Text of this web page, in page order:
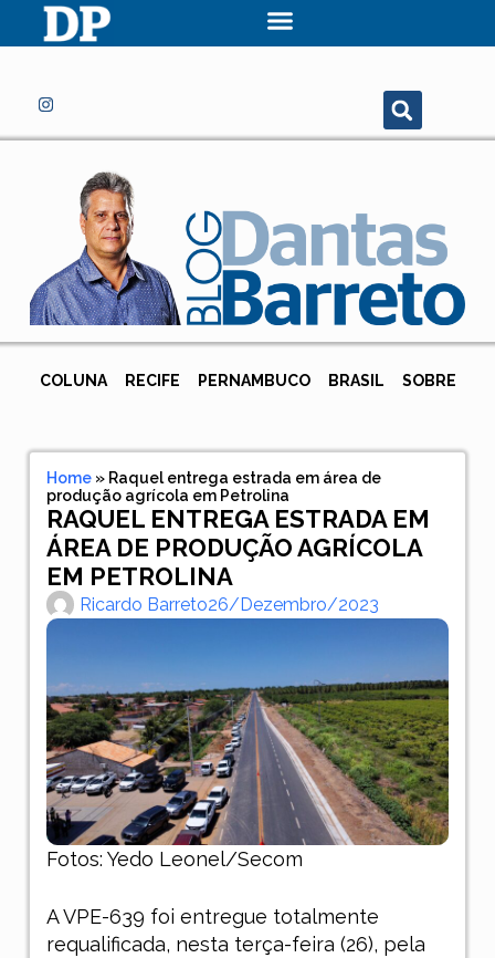
COLUNA RECIFE PERNAMBUCO BRASIL SOBRE
Home» Raquel entrega estrada em área de
produção agrícola em Petrolina
RAQUEL ENTREGA ESTRADA EM
ÁREA DE PRODUÇÃO AGRÍCOLA
EM PETROLINA
Ricardo Barreto26/dezembro/2023
Fotos: Yedo Leonel/Secom
A VPE-639 foi entregue totalmente
requalificada, nesta terça-feira (26), pela